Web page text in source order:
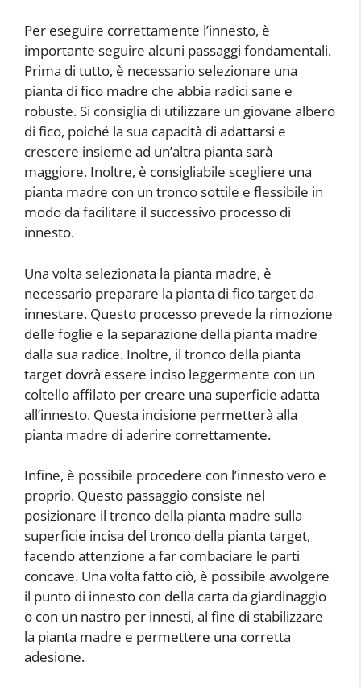
Per eseguire correttamente l’innesto, è
importante seguire alcuni passaggi fondamentali.
Prima di tutto, è necessario selezionare una
pianta di fico madre che abbia radici sane e
robuste. Si consiglia di utilizzare un giovane albero
di fico, poiché la sua capacità di adattarsi e
crescere insieme ad un’altra pianta sarà
maggiore. Inoltre, è consigliabile scegliere una
pianta madre con un tronco sottile e flessibile in
modo da facilitare il successivo processo di
innesto.
Una volta selezionata la pianta madre, è
necessario preparare la pianta di fico target da
innestare. Questo processo prevede la rimozione
delle foglie e la separazione della pianta madre
dalla sua radice. Inoltre, il tronco della pianta
target dovrà essere inciso leggermente con un
coltello affilato per creare una superficie adatta
all’innesto. Questa incisione permetterà alla
pianta madre di aderire correttamente.
Infine, è possibile procedere con l’innesto vero e
proprio. Questo passaggio consiste nel
posizionare il tronco della pianta madre sulla
superficie incisa del tronco della pianta target,
facendo attenzione a far combaciare le parti
concave. Una volta fatto ciò, è possibile avvolgere
il punto di innesto con della carta da giardinaggio
o con un nastro per innesti, al fine di stabilizzare
la pianta madre e permettere una corretta
adesione.